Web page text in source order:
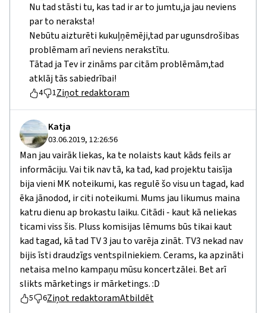
Nu tad stāsti tu, kas tad ir ar to jumtu,ja jau neviens
par to neraksta!
Nebūtu aizturēti kukuļņēmēji,tad par ugunsdrošibas
problēmam arī neviens nerakstītu.
Tātad ja Tev ir zināms par citām problēmām,tad
atklāj tās sabiedrībai!
4 1Ziņot redaktoram
Katja
03.06.2019, 12:26:56
Man jau vairāk liekas, ka te nolaists kaut kāds feils ar
informāciju. Vai tik nav tā, ka tad, kad projektu taisīja
bija vieni MK noteikumi, kas regulē šo visu un tagad, kad
ēka jānodod, ir citi noteikumi. Mums jau likumus maina
katru dienu ap brokastu laiku. Citādi - kaut kā neliekas
ticami viss šis. Pluss komisijas lēmums būs tikai kaut
kad tagad, kā tad TV 3 jau to varēja zināt. TV3 nekad nav
bijis īsti draudzīgs ventspilniekiem. Cerams, ka apzināti
netaisa melno kampaņu mūsu koncertzālei. Bet arī
slikts mārketings ir mārketings. :D
5 6Ziņot redaktoramAtbildēt